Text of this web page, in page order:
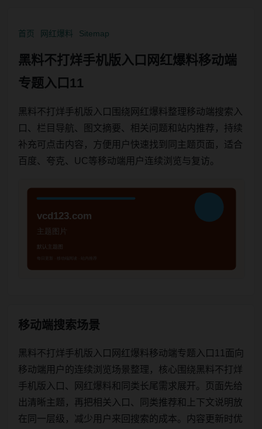
首页 网红爆料 Sitemap
黑料不打烊手机版入口网红爆料移动端
专题入口11
黑料不打烊手机版入口围绕网红爆料整理移动端搜索入
口、栏目导航、图文摘要、相关问题和站内推荐，持续
补充可点击内容，方便用户快速找到同主题页面，适合
百度、夸克、UC等移动端用户连续浏览与复访。
移动端搜索场景
黑料不打烊手机版入口网红爆料移动端专题入口11面向
移动端用户的连续浏览场景整理，核心围绕黑料不打烊
手机版入口、网红爆料和同类长尾需求展开。页面先给
出清晰主题，再把相关入口、同类推荐和上下文说明放
在同一层级，减少用户来回搜索的成本。内容更新时优